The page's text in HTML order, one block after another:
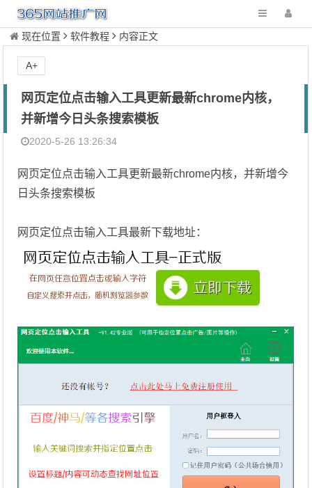
现在位置 软件教程 内容正文
网页定位点击输入工具更新最新chrome内核，
并新增今日头条搜索模板
2020-5-26 13:26:34
网页定位点击输入工具更新最新chrome内核，并新增今
日头条搜索模板
网页定位点击输入工具最新下载地址：
A+